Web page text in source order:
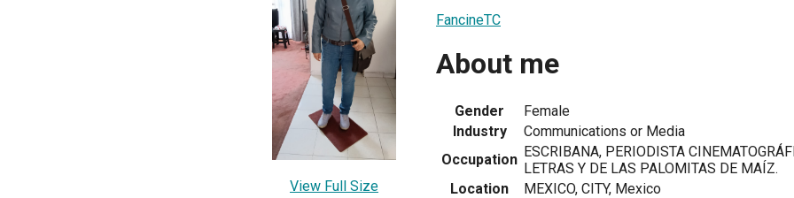
View Full Size
FancineTC
About me
Gender
Female
Industry
Communications or Media
Occupation ESCRIBANA, PERIODISTA
LETRAS Y DE LAS PALOMITAS DE MAÍZ.
Location
MEXICO, CITY, Mexico